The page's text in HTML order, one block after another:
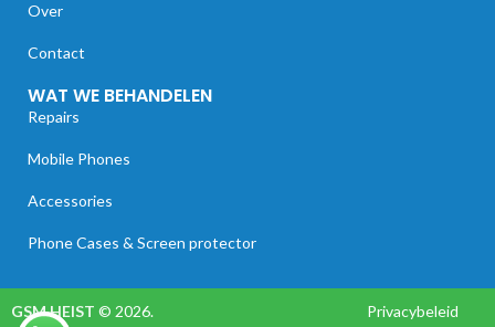
Over
Contact
WAT WE BEHANDELEN
Repairs
Mobile Phones
Accessories
Phone Cases & Screen protector
GSM HEIST © 2026.
Privacybeleid